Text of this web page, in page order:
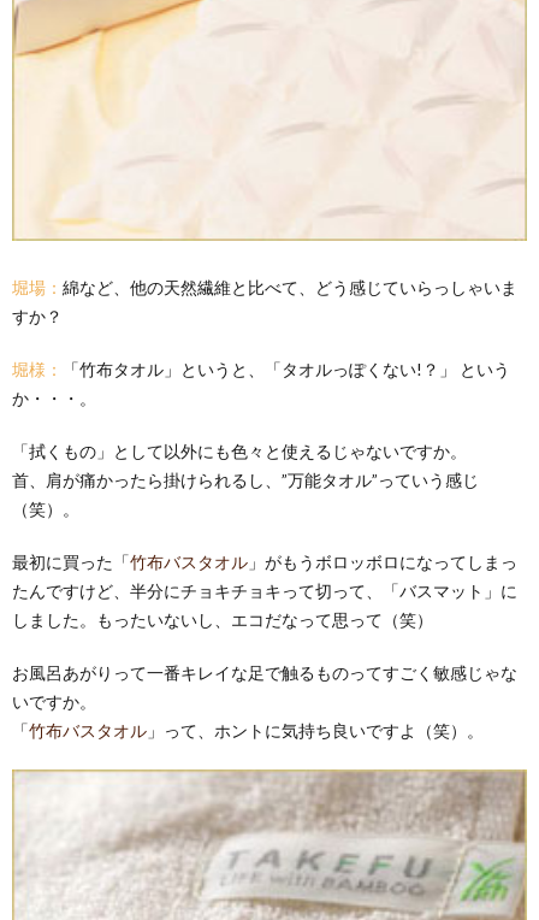
堀場： 綿など、他の天然繊維と比べて、どう感じていらっしゃいま
すか？
堀様：
「竹布タオル」というと、「タオルっぽくない!？」 という
か・・・。
「拭くもの」として以外にも色々と使えるじゃないですか。
首、肩が痛かったら掛けられるし、”万能タオル”っていう感じ
（笑）。
最初に買った「竹布バスタオル 」がもうボロッボロになってしまっ
たんですけど、半分にチョキチョキって切って、「バスマット」に
しました。もったいないし、エコだなって思って（笑）
お風呂あがりって一番キレイな足で触るものってすごく敏感じゃな
いですか。
「竹布バスタオル 」って、ホントに気持ち良いですよ（笑）。